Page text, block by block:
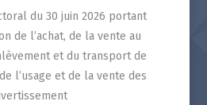
du 30 juin 2026 portant
de l’achat, de la vente au
et du transport de
l’usage et de la vente des